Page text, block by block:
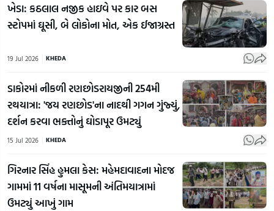
ખેડા: કઠલાલ નજીક હાઇવે પર કાર બસ
સ્ટોપમાં ઘૂસી, બે લોકોના મોત, એક ઈજાગ્રસ્ત
19 Jul 2026 KHEDA
ડાકોરમાં નીકળી રણછોડરાયજીની 254મી
રથયાત્રા: 'જય રણછોડ'ના નાદથી ગગન ગુંજ્યું,
દર્શન કરવા ભક્તોનું ઘોડાપૂર ઉમટ્યું
15 Jul 2026 KHEDA
ગિરનાર સિંહ હુમલા કેસ: મહેમદાવાદના મોદજ
ગામમાં 11 વર્ષના માસૂમની અંતિમયાત્રામાં
ઉમટ્યું આખું ગામ